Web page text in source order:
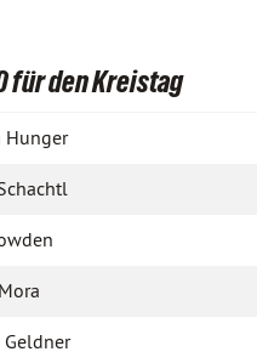
für den Kreistag
Hunger
Geldner